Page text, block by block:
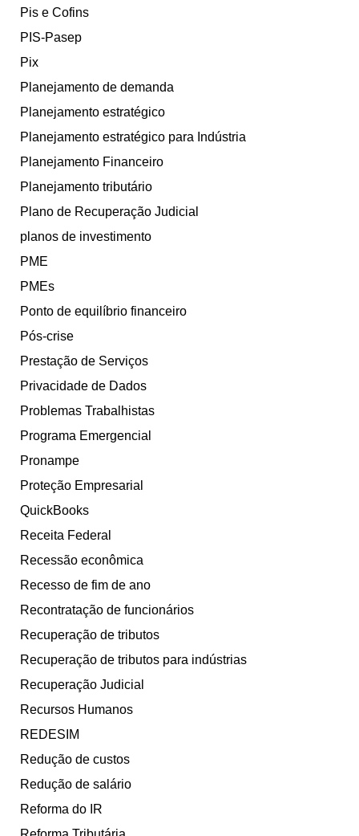
Pis e Cofins
PIS-Pasep
Pix
Planejamento de demanda
Planejamento estratégico
Planejamento estratégico para Indústria
Planejamento Financeiro
Planejamento tributário
Plano de Recuperação Judicial
planos de investimento
PME
PMEs
Ponto de equilíbrio financeiro
Pós-crise
Prestação de Serviços
Privacidade de Dados
Problemas Trabalhistas
Programa Emergencial
Pronampe
Proteção Empresarial
QuickBooks
Receita Federal
Recessão econômica
Recesso de fim de ano
Recontratação de funcionários
Recuperação de tributos
Recuperação de tributos para indústrias
Recuperação Judicial
Recursos Humanos
REDESIM
Redução de custos
Redução de salário
Reforma do IR